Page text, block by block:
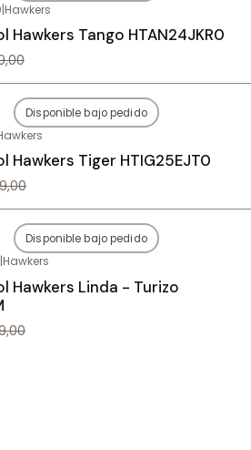
|Hawkers
Hawkers Tango HTAN24JKR0
Disponible bajo pedido
Hawkers Tiger HTIG25EJT0
Disponible bajo pedido
|Hawkers
Hawkers Linda - Turizo